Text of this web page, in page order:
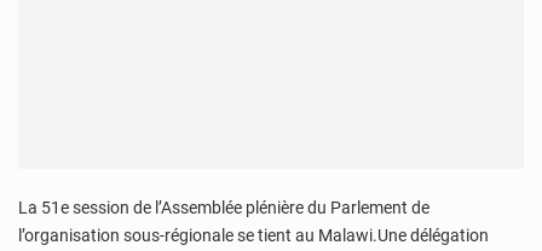
La 51e session de l’Assemblée plénière du Parlement de
l’organisation sous-régionale se tient au Malawi.Une délégation